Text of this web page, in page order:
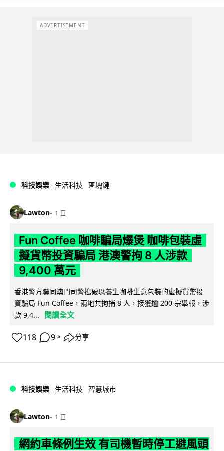
ADVERTISEMENT
科技娛樂 生活科技 區塊鏈
Lawton 1 日
Fun Coffee 咖啡騙局爆煲 咖啡包裝虛
擬貨幣投資騙局 港澳警拘 8 人涉款
9,400 萬元
香港警方聯同澳門司警搗破以養生咖啡生意包裝的虛擬貨幣投
資騙局 Fun Coffee，兩地共拘捕 8 人，接獲逾 200 宗舉報，涉
款 9,4...
閱讀全文
118 9 ↗ 分享
科技娛樂 生活科技 智慧城市
Lawton 1 日
網約車條例生效 有司機暫時停工避風頭